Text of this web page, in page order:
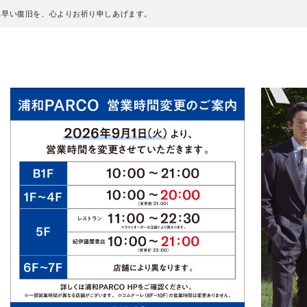
い復旧を、心よりお祈り申しあげます。